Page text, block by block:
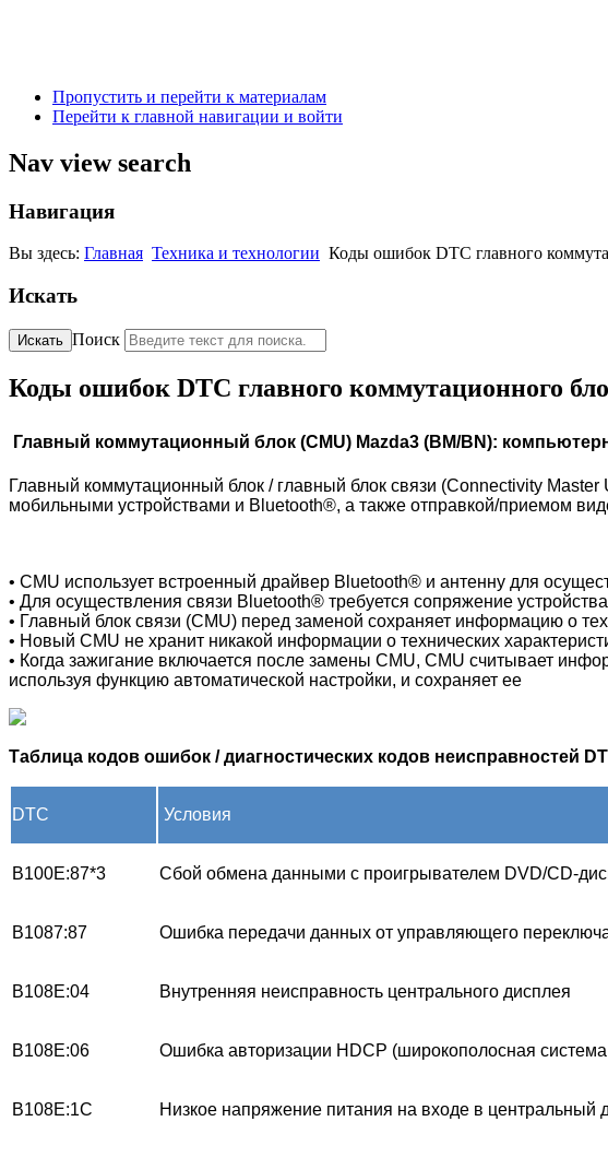
Пропустить и перейти к материалам
Перейти к главной навигации и войти
Nav view search
Навигация
Вы здесь: Главная Техника и технологии Коды ошибок DTC главного
Искать
Искать Поиск
Коды ошибок DTC главного коммутационного
Главный коммутационный блок (CMU) Mazda3 (BM/BN):
Главный коммутационный блок / главный блок связи (Connectivity
мобильными устройствами и Bluetooth®, а также отправкой/приемом
• CMU использует встроенный драйвер Bluetooth® и антенну для
• Для осуществления связи Bluetooth® требуется сопряжение
• Главный блок связи (CMU) перед заменой сохраняет информацию о
• Новый CMU не хранит никакой информации о технических
• Когда зажигание включается после замены CMU, CMU считывает
используя функцию автоматической настройки, и сохраняет ее
Таблица кодов ошибок / диагностических кодов неисправностей
DTC Условия
B100E:87*3 Сбой обмена данными с проигрывателем DVD/CD-
B1087:87 Ошибка передачи данных от управляющего
B108E:04 Внутренняя неисправность центрального дисплея
B108E:06 Ошибка авторизации HDCP (широкополосная
B108E:1C Низкое напряжение питания на входе в центральный